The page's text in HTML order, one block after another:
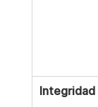
Integridad